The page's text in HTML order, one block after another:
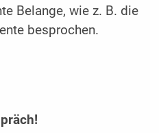
Belange, wie z. B. die
besprochen.